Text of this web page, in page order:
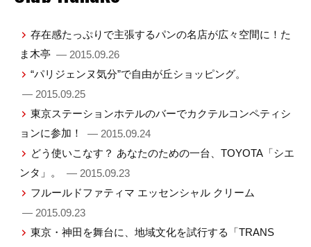
存在感たっぷりで主張するパンの名店が広々空間に！た
ま木亭 — 2015.09.26
“パリジェンヌ気分”で自由が丘ショッピング。
— 2015.09.25
東京ステーションホテルのバーでカクテルコンペティシ
ョンに参加！
— 2015.09.24
どう使いこなす？ あなたのための一台、TOYOTA「シエ
ンタ」。
— 2015.09.23
フルールドファティマ エッセンシャル クリーム
— 2015.09.23
東京・神田を舞台に、地域文化を試行する「TRANS